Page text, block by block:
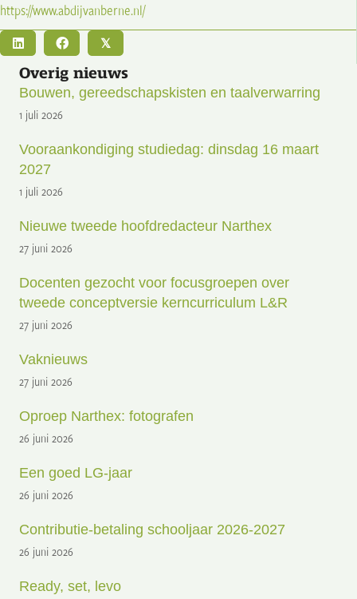
https://www.abdijvanberne.nl/
𝕏
Overig nieuws
Bouwen, gereedschapskisten en taalverwarring
1 juli 2026
Vooraankondiging studiedag: dinsdag 16 maart
2027
1 juli 2026
Nieuwe tweede hoofdredacteur Narthex
27 juni 2026
Docenten gezocht voor focusgroepen over
tweede conceptversie kerncurriculum L&R
27 juni 2026
Vaknieuws
27 juni 2026
Oproep Narthex: fotografen
26 juni 2026
Een goed LG-jaar
26 juni 2026
Contributie-betaling schooljaar 2026-2027
26 juni 2026
Ready, set, levo